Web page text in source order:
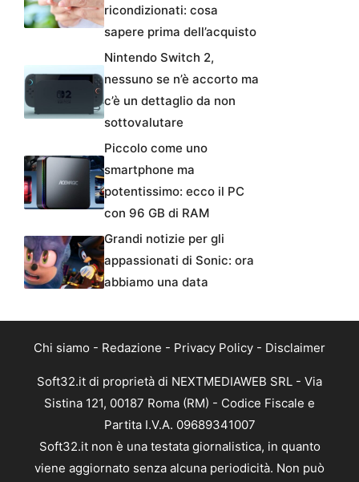
ricondizionati: cosa
sapere prima dell’acquisto
Nintendo Switch 2,
nessuno se n’è accorto ma
c’è un dettaglio da non
sottovalutare
Piccolo come uno
smartphone ma
potentissimo: ecco il PC
con 96 GB di RAM
Grandi notizie per gli
appassionati di Sonic: ora
abbiamo una data
Chi siamo - Redazione - Privacy Policy - Disclaimer
Soft32.it di proprietà di NEXTMEDIAWEB SRL - Via
Sistina 121, 00187 Roma (RM) - Codice Fiscale e
Partita I.V.A. 09689341007
Soft32.it non è una testata giornalistica, in quanto
viene aggiornato senza alcuna periodicità. Non può